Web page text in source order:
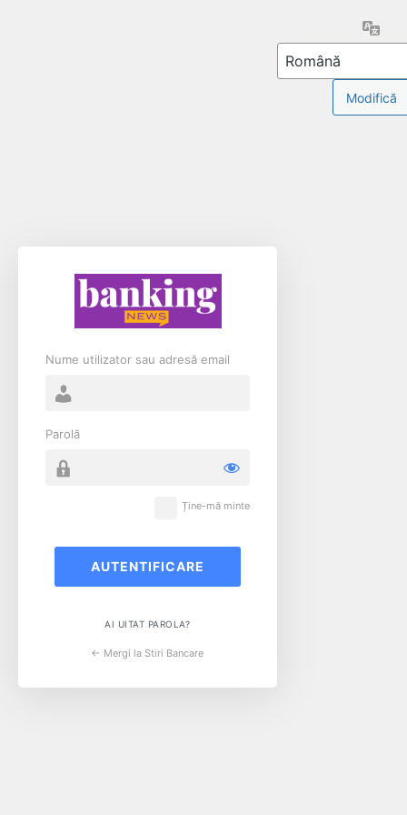
Nume utilizator sau adresă email
Parolă
Ține-mă minte
AI UITAT PAROLA?
← Mergi la Stiri Bancare